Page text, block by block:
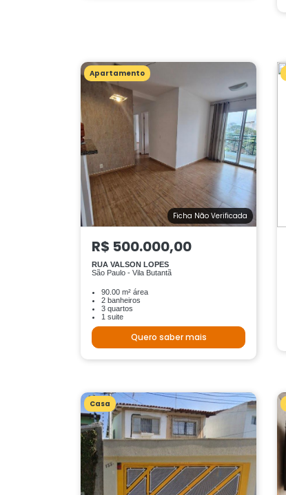
Apartamento
Ficha Não Verificada
R$ 500.000,00
RUA VALSON LOPES
São Paulo - Vila Butantã
90.00 m² área
2 banheiros
3 quartos
1 suite
Quero saber mais
Casa